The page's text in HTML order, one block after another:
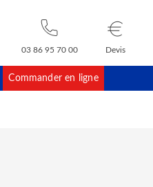
03 86 95 70 00 Devis
Commander en ligne